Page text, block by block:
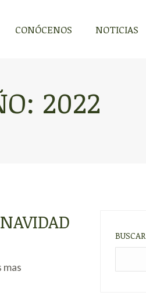
CONÓCENOS NOTICIAS
2022
mas
BUSCAR